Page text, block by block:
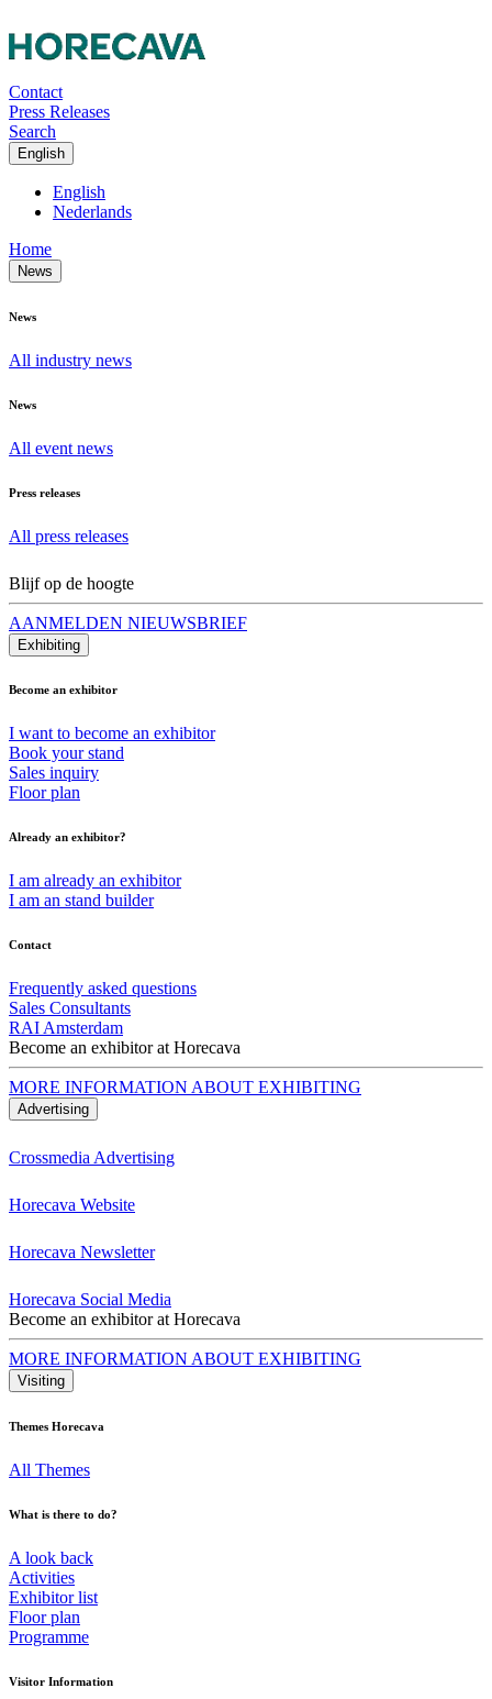
Contact
Press Releases
Search
English
English
Nederlands
Home
News
News
All industry news
News
All event news
Press releases
All press releases
Blijf op de hoogte
AANMELDEN NIEUWSBRIEF
Exhibiting
Become an exhibitor
I want to become an exhibitor
Book your stand
Sales inquiry
Floor plan
Already an exhibitor?
I am already an exhibitor
I am an stand builder
Contact
Frequently asked questions
Sales Consultants
RAI Amsterdam
Become an exhibitor at Horecava
MORE INFORMATION ABOUT EXHIBITING
Advertising
Crossmedia Advertising
Horecava Website
Horecava Newsletter
Horecava Social Media
Become an exhibitor at Horecava
MORE INFORMATION ABOUT EXHIBITING
Visiting
Themes Horecava
All Themes
What is there to do?
A look back
Activities
Exhibitor list
Floor plan
Programme
Visitor Information